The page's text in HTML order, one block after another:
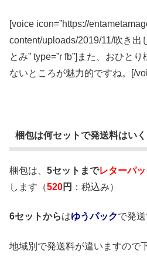
[voice icon=”https://
content/uploads/2019/11/吹き出
とみ” type=”r fb”]また、おひと
ないところが魅力的ですね。[/
梱包は何セットで発送料はいく
梱包は、 5セットまでレターパ
します（520円 ：税込み）
6セットからはゆうパックで発送
地域別で発送料が違いますので